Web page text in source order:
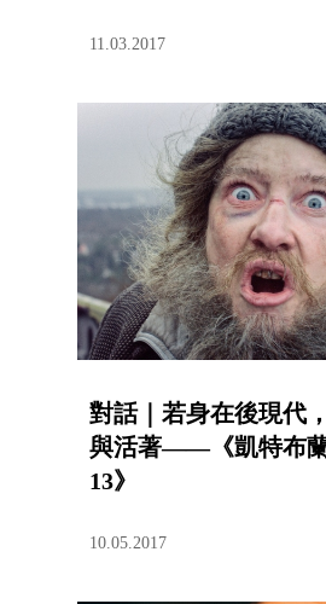
11.03.2017
對話｜若身在後現代
與活著——《凱特布
13》
10.05.2017